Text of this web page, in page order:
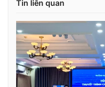
VTV4
VTV9
Liên hệ tòa soạn
Tin liên quan